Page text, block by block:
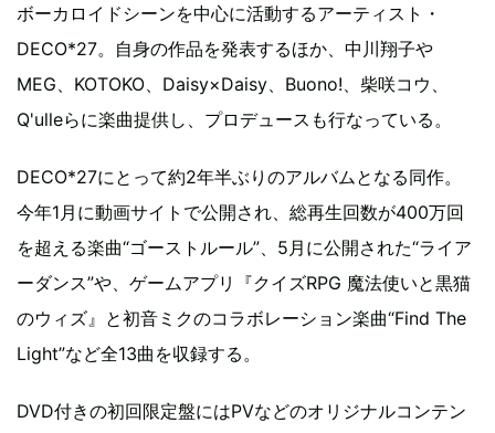
ボーカロイドシーンを中心に活動するアーティスト・
DECO*27。自身の作品を発表するほか、中川翔子や
MEG、KOTOKO、Daisy×Daisy、Buono!、柴咲コウ、
Q'ulleらに楽曲提供し、プロデュースも行なっている。
DECO*27にとって約2年半ぶりのアルバムとなる同作。
今年1月に動画サイトで公開され、総再生回数が400万回
を超える楽曲“ゴーストルール”、5月に公開された“ライア
ーダンス”や、ゲームアプリ『クイズRPG 魔法使いと黒猫
のウィズ』と初音ミクのコラボレーション楽曲“Find The
Light”など全13曲を収録する。
DVD付きの初回限定盤にはPVなどのオリジナルコンテン